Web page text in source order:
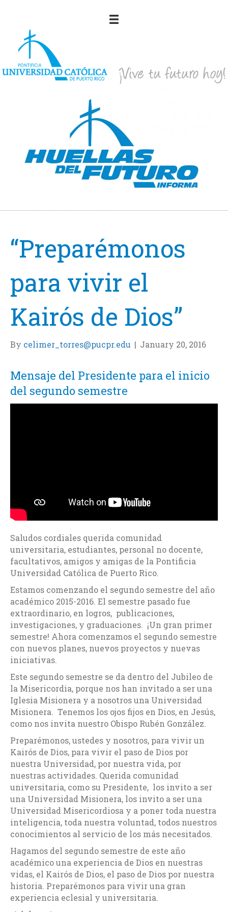
“Preparémonos
para vivir el
Kairós de Dios”
By celimer_torres@pucpr.edu | January 20, 2016
Mensaje del Presidente para el inicio
del segundo semestre
Saludos cordiales querida comunidad
universitaria, estudiantes, personal no docente,
facultativos, amigos y amigas de la Pontificia
Universidad Católica de Puerto Rico.
Estamos comenzando el segundo semestre del año
académico 2015-2016. El semestre pasado fue
extraordinario, en logros, publicaciones,
investigaciones, y graduaciones. ¡Un gran primer
semestre! Ahora comenzamos el segundo semestre
con nuevos planes, nuevos proyectos y nuevas
iniciativas.
Este segundo semestre se da dentro del Jubileo de
la Misericordia, porque nos han invitado a ser una
Iglesia Misionera y a nosotros una Universidad
Misionera. Tenemos los ojos fijos en Dios, en Jesús,
como nos invita nuestro Obispo Rubén González.
Preparémonos, ustedes y nosotros, para vivir un
Kairós de Dios, para vivir el paso de Dios por
nuestra Universidad, por nuestra vida, por
nuestras actividades. Querida comunidad
universitaria, como su Presidente, los invito a ser
una Universidad Misionera, los invito a ser una
Universidad Misericordiosa y a poner toda nuestra
inteligencia, toda nuestra voluntad, todos nuestros
conocimientos al servicio de los más necesitados.
Hagamos del segundo semestre de este año
académico una experiencia de Dios en nuestras
vidas, el Kairós de Dios, el paso de Dios por nuestra
historia. Preparémonos para vivir una gran
experiencia eclesial y universitaria.